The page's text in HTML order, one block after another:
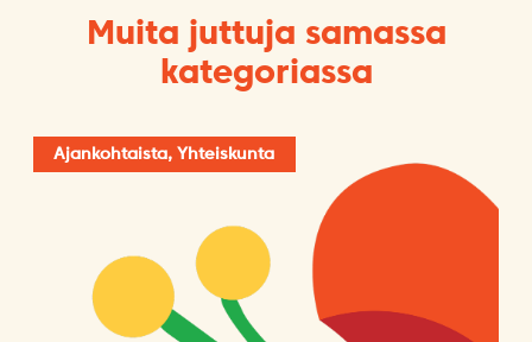
Muita juttuja samassa
kategoriassa
Ajankohtaista, Yhteiskunta